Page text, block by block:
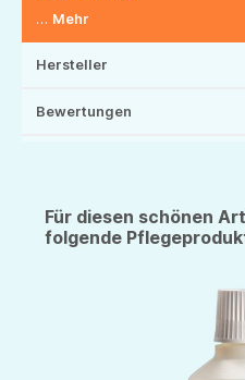
… Mehr
Hersteller
Bewertungen
Für diesen schönen
folgende